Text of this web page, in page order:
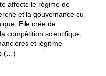
affecte le régime de
et la gouvernance du
Elle crée de
compétition scientifique,
et légitime
(…)